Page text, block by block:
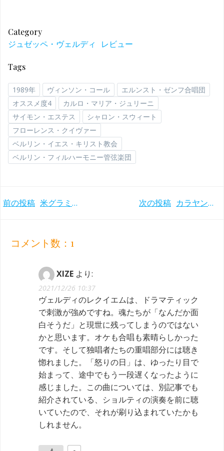
Category
ジュゼッペ・ヴェルディ レビュー
Tags
1989年 ヴィンソン・コール
エルンスト・ゼンフ合唱団
オススメ度4
カルロ・マリア・ジュリーニ
サイモン・エステス
シャロン・スウィート
フローレンス・クイヴァー
ベルリン・イエス・キリスト教会
ベルリン・フィルハーモニー管弦楽団
Post
前の投稿 米グラミー賞受賞！独唱もオケも合唱も最強のブラームス「ドイツ・レクイエム」ショルティ／シカゴ響(1978年)
Post次の投稿 カラヤン／ベルリンフィルの3度目の全集から 重厚で滑らかなブラームス交響曲第1番(1987年)
コメント数：1
XIZE より:
2021/12/26 10:37
ヴェルディのレクイエムは、ドラマティック
で刺激が強めですね。魂たちが「なんだか面
白そうだ」と現世に残ってしまうのではない
かと思います。オケも合唱も素晴らしかった
です。そして独唱者たちの重唱部分には聴き
惚れました。「怒りの日」は、ゆったり目で
始まって、途中でもう一段遅くなったように
感じました。この曲については、別記事でも
紹介されている、ショルティの演奏を前に聴
いていたので、それが刷り込まれていたかも
しれません。